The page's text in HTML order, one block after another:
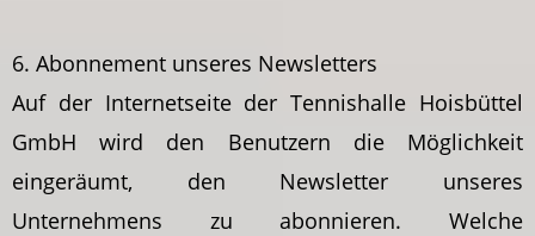
6. Abonnement unseres Newsletters
Auf der Internetseite der Tennishalle Hoisbüttel
GmbH wird den Benutzern die Möglichkeit
eingeräumt, den Newsletter unseres
Unternehmens zu abonnieren. Welche